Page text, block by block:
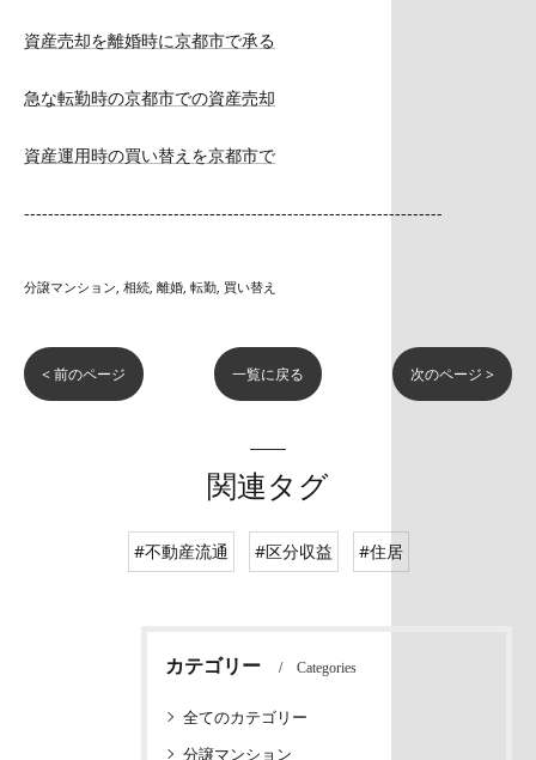
資産売却を離婚時に京都市で承る
急な転勤時の京都市での資産売却
資産運用時の買い替えを京都市で
----------------------------------------------------------------------
分譲マンション 相続 離婚 転勤 買い替え
< 前のページ 一覧に戻る 次のページ >
関連タグ
#不動産流通 #区分収益 #住居
カテゴリー Categories
全てのカテゴリー
分譲マンション